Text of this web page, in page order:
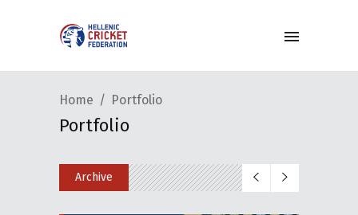
Home Portfolio
Portfolio
Archive